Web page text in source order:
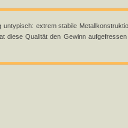
untypisch: extrem stabile
diese Qualität den Gewinn